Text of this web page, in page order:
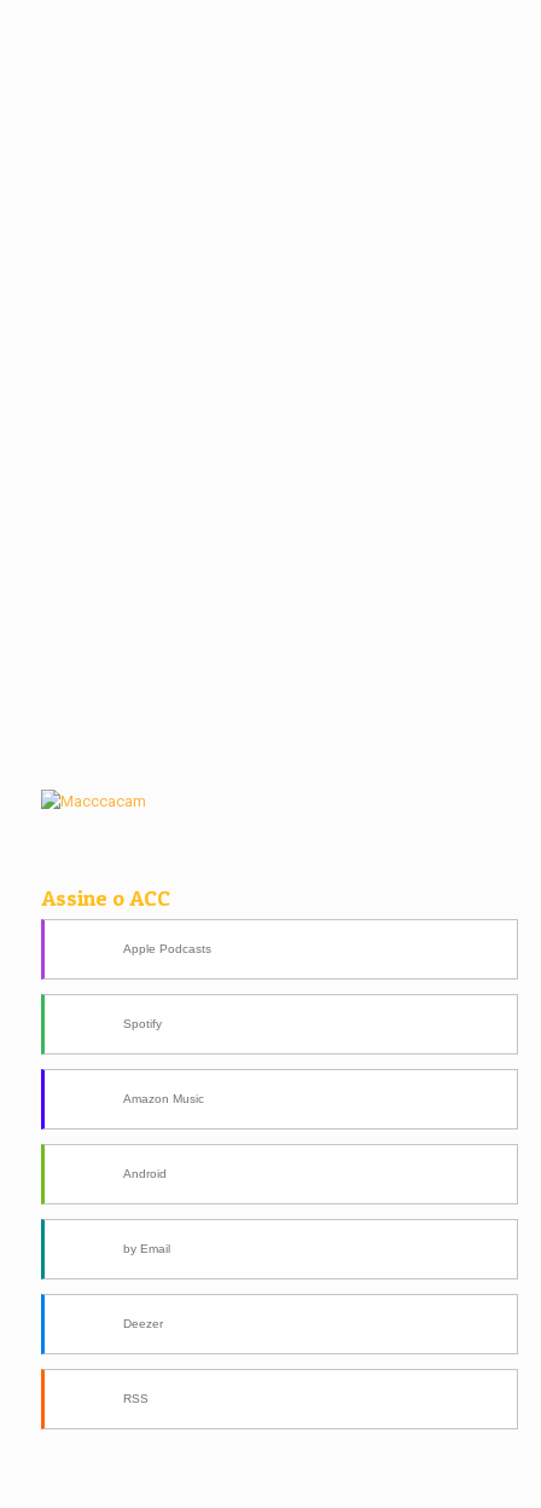
Assine o ACC
Apple Podcasts
Spotify
Amazon Music
Android
by Email
Deezer
RSS